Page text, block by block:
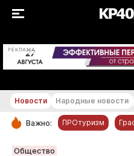
РЕКЛАМА
РУБРИКИ
Новости Народные новости
Важно: ПРОтуризм
Общество